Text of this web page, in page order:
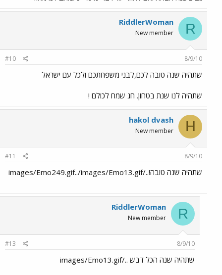
R
RiddlerWoman
New member
8/9/10
#10
שתהיה שנה טובה לכם,לבני משפחתכם ולכל עם ישראל
שתהיה לנו שנת בטחון. חג שמח לכולם !
H
hakol dvash
New member
8/9/10
#11
שתהיה שנה טובה!../images/Emo249.gif../images/Emo13.gif
R
RiddlerWoman
New member
8/9/10
#13
שתהיה שנה הכל דבש ../images/Emo13.gif